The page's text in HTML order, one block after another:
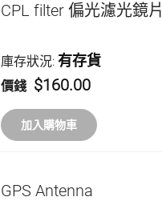
CPL filter 偏光濾光鏡片
庫存狀況: 有存貨
價錢 $160.00
加入購物車
GPS Antenna